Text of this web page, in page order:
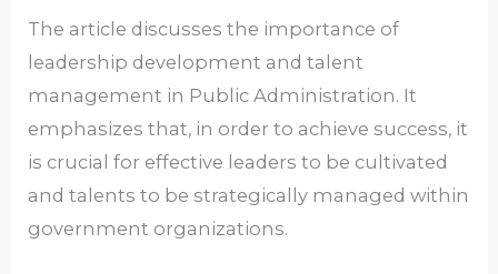
The article discusses the importance of
leadership development and talent
management in Public Administration. It
emphasizes that, in order to achieve success, it
is crucial for effective leaders to be cultivated
and talents to be strategically managed within
government organizations.